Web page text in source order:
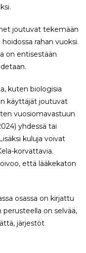
joutuvat tekemään
rahan vuoksi.
on entisestään
kuten biologisia
käyttäjät joutuvat
vuosiomavastuun
yhdessä tai
kuluja voivat
korvattavia.
että lääkekaton
osassa on kirjattu
on selvää,
järjestöt